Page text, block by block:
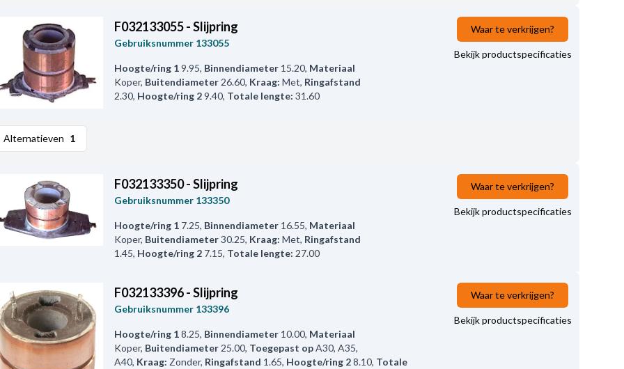
F032133055 - Slijpring
Gebruiksnummer 133055
Hoogte/ring 19.95, Binnendiameter 15.20, Materiaal
Koper, Buitendiameter 26.60, Kraag: Met, Ringafstand
2.30, Hoogte/ring 29.40, Totale lengte: 31.60
Waar te verkrijgen?
Bekijk productspecificaties
Alternatieven 1
F032133350 - Slijpring
Gebruiksnummer 133350
Hoogte/ring 1 7.25, Binnendiameter 16.55, Materiaal
Koper, Buitendiameter30.25, Kraag: Met, Ringafstand
1.45, Hoogte/ring 2 7.15, Totale lengte: 27.00
Waar te verkrijgen?
Bekijk productspecificaties
F032133396 - Slijpring
Gebruiksnummer 133396
Hoogte/ring 18.25, Binnendiameter 10.00, Materiaal
Koper, Buitendiameter25.00, Toegepast opA30, A35,
A40, Kraag: Zonder, Ringafstand 1.65, Hoogte/ring 28.10, Totale
Waar te verkrijgen?
Bekijk productspecificaties